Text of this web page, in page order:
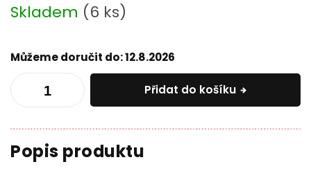
Měrná
cena:
Skladem (6 ks)
Můžeme doručit do:12.8.2026
Přidat do košíku